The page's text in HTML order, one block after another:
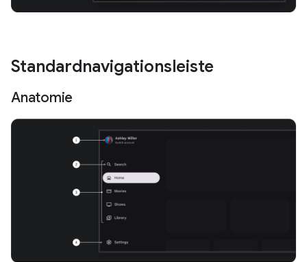
Standardnavigationsleiste
Anatomie